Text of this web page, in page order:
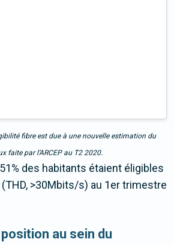
fibre est due à une nouvelle estimation du
faite par l’ARCEP au T2 2020.
des habitants étaient éligibles
>30Mbits/s) au 1er trimestre
au sein du